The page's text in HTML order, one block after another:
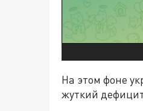
На этом фоне
жуткий